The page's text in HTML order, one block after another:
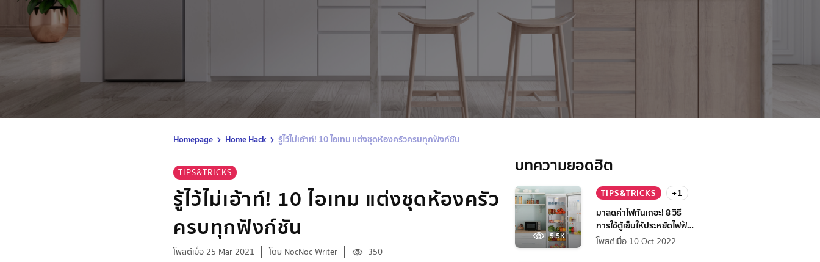
Homepage Home Hack รู้ไว้ไม่เอ้าท์! 10 ไอเทม แต่งชุดห้องครัวครบทุกฟังก์ชัน
TIPS&TRICKS
รู้ไว้ไม่เอ้าท์! 10 ไอเทม แต่งชุดห้องครัว
ครบทุกฟังก์ชัน
โพสต์เมื่อ 25 Mar 2021 โดย NocNoc Writer 350
บทความยอดฮิต
5.5K
TIPS&TRICKS
+1
มาลดค่าไฟกันเถอะ! 8 วิธี
การใช้ตู้เย็นให้ประหยัดไฟฟ้า
กว่าเดิม
โพสต์เมื่อ 10 Oct 2022